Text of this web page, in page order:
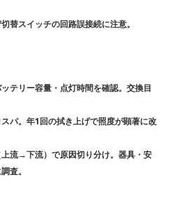
替スイッチの回路誤接続に注意。
テリー容量・点灯時間を確認。交換目
パ。年1回の拭き上げで照度が顕著に改
流→下流）で原因切り分け。器具・安
査。